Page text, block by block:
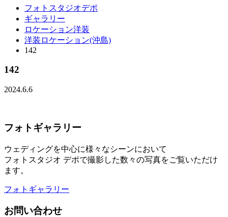
フォトスタジオデポ
ギャラリー
ロケーション洋装
洋装ロケーション(沖島)
142
142
2024.6.6
フォトギャラリー
ウェディングを中心に様々なシーンにおいて
フォトスタジオ デポで撮影した数々の写真をご覧いただけ
ます。
フォトギャラリー
お問い合わせ